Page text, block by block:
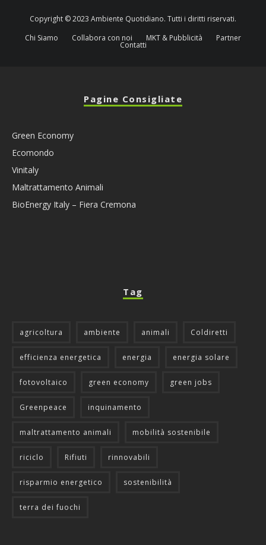
Copyright © 2023 Ambiente Quotidiano. Tutti i diritti riservati.
Chi Siamo
Collabora con noi MKT & Pubblicità Partner
Contatti
Pagine Consigliate
Green Economy
Ecomondo
Vinitaly
Maltrattamento Animali
BioEnergy Italy – Fiera Cremona
Tag
agricoltura ambiente animali Coldiretti
efficienza energetica energia energia solare
fotovoltaico green economy green jobs
Greenpeace inquinamento
maltrattamento animali mobilità sostenibile
riciclo Rifiuti rinnovabili
risparmio energetico sostenibilità
terra dei fuochi